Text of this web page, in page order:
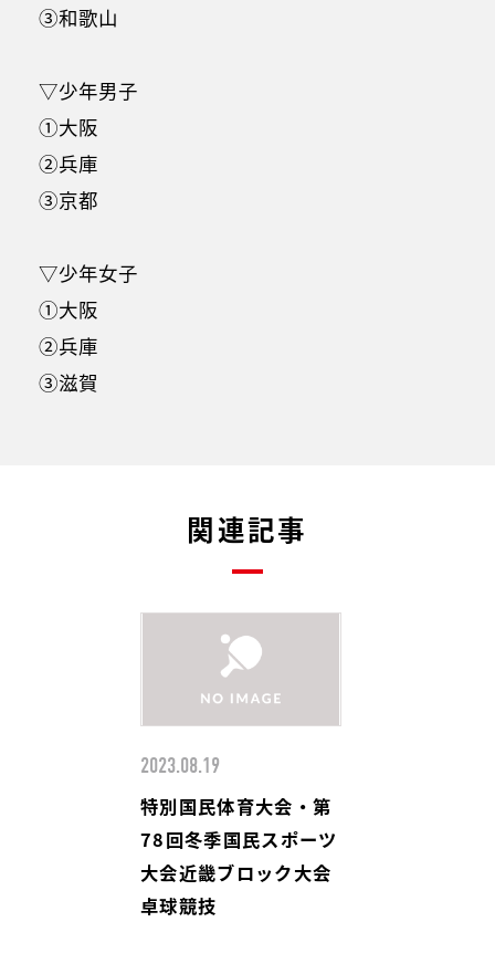
③和歌山
▽少年男子
①大阪
②兵庫
③京都
▽少年女子
①大阪
②兵庫
③滋賀
関連記事
2023.08.19
特別国民体育大会・第
78回冬季国民スポーツ
大会近畿ブロック大会
卓球競技